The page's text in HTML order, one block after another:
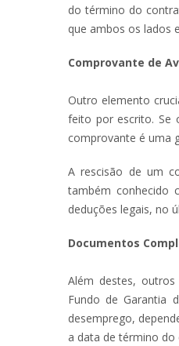
do término do
que ambos os lados
Comprovante de
Outro elemento
feito por escrito. Se
comprovante é uma
A rescisão de um
também conhecido
deduções legais, no
Documentos
Além destes,
Fundo de Garantia
desemprego,
a data de término do